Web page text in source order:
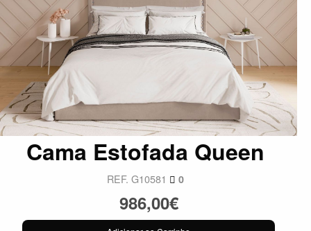
Cama Estofada Queen
REF. G10581 0
986,00€